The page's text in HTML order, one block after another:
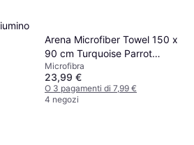
Arena Microfiber Towel 150 x
90 cm Turquoise Parrot
Asciugamano Turchese, Blu
Microfibra
23,99 €
O 3 pagamenti di 7,99 €
4 negozi